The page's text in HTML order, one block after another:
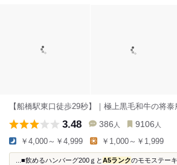
【船橋駅東口徒歩29秒】｜極上黒毛和牛の将
3.48 386 人 9106 人
￥4,000～￥4,999 ￥1,000～￥1,999
...■飲めるハンバーグ200ｇとA5ランクのモモステー